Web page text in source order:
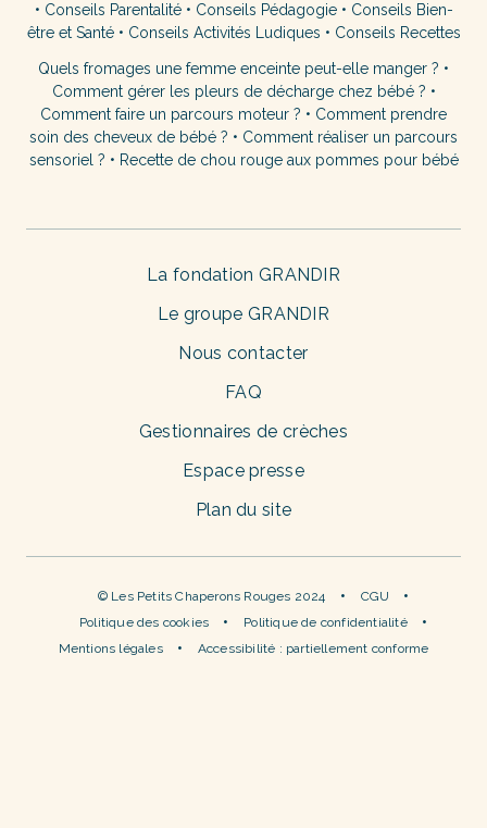
• Conseils Parentalité• Conseils Pédagogie• Conseils Bien-
être et Santé• Conseils Activités Ludiques • Conseils Recettes
Quels fromages une femme enceinte peut-elle manger ? •
Comment gérer les pleurs de décharge chez bébé ? •
Comment faire un parcours moteur ? • Comment prendre
soin des cheveux de bébé ? • Comment réaliser un parcours
sensoriel ? • Recette de chou rouge aux pommes pour bébé
La fondation GRANDIR
Le groupe GRANDIR
Nous contacter
FAQ
Gestionnaires de crèches
Espace presse
Plan du site
© Les Petits Chaperons Rouges 2024
CGU
Politique des cookies
Politique de confidentialité
Mentions légales
Accessibilité : partiellement conforme